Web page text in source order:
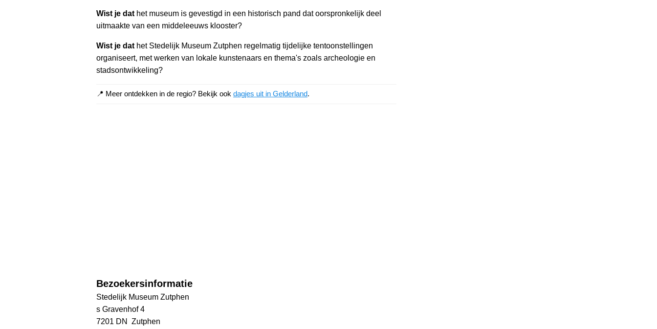
Wist je dat het museum is gevestigd in een historisch pand dat oorspronkelijk deel
uitmaakte van een middeleeuws klooster?
Wist je dat het Stedelijk Museum Zutphen regelmatig tijdelijke tentoonstellingen
organiseert, met werken van lokale kunstenaars en thema's zoals archeologie en
stadsontwikkeling?
📍 Meer ontdekken in de regio? Bekijk ook dagjes uit in Gelderland.
Bezoekersinformatie
Stedelijk Museum Zutphen
s Gravenhof 4
7201 DN Zutphen